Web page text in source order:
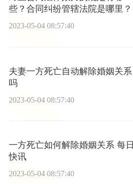
些？合同纠纷管辖法院是哪里？
2023-05-04 08:57:40
夫妻一方死亡自动解除婚姻关系
吗
2023-05-04 08:57:40
一方死亡如何解除婚姻关系 每日
快讯
2023-05-04 08:57:40